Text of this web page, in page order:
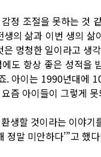
정 조절을 못하는 것
의 삶과 이번 생의
멍청한 일이라고 생
도 항상 좋은 성적을
아이는 1990년대에
즘 아이들이 그렇게
생할 것이라는 이야
정말 미안하다’”고 했